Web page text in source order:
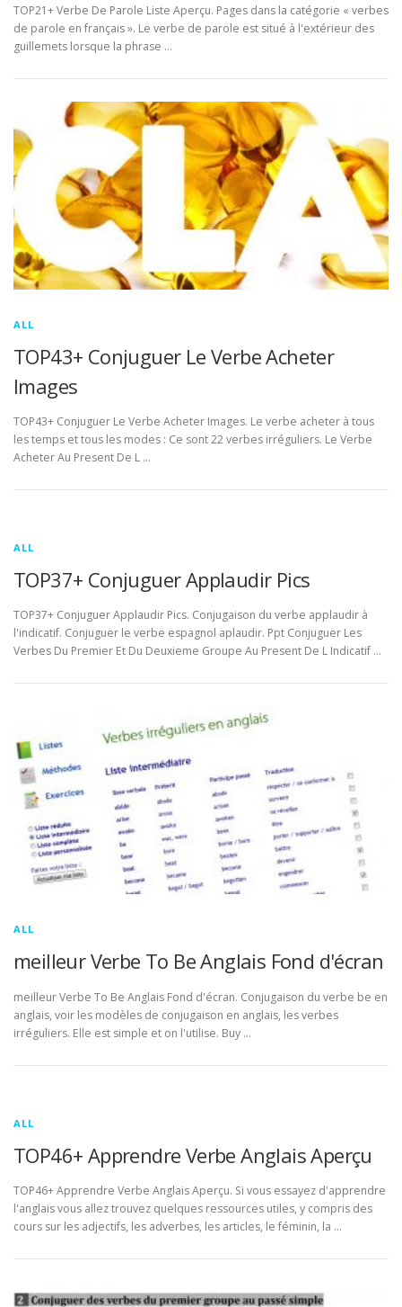
TOP21+ Verbe De Parole Liste Aperçu. Pages dans la catégorie « verbes
de parole en français ». Le verbe de parole est situé à l'extérieur des
guillemets lorsque la phrase …
ALL
TOP43+ Conjuguer Le Verbe Acheter
Images
TOP43+ Conjuguer Le Verbe Acheter Images. Le verbe acheter à tous
les temps et tous les modes : Ce sont 22 verbes irréguliers. Le Verbe
Acheter Au Present De L …
ALL
TOP37+ Conjuguer Applaudir Pics
TOP37+ Conjuguer Applaudir Pics. Conjugaison du verbe applaudir à
l'indicatif. Conjuguer le verbe espagnol aplaudir. Ppt Conjuguer Les
Verbes Du Premier Et Du Deuxieme Groupe Au Present De L Indicatif …
ALL
meilleur Verbe To Be Anglais Fond d'écran
meilleur Verbe To Be Anglais Fond d'écran. Conjugaison du verbe be en
anglais, voir les modèles de conjugaison en anglais, les verbes
irréguliers. Elle est simple et on l'utilise. Buy …
ALL
TOP46+ Apprendre Verbe Anglais Aperçu
TOP46+ Apprendre Verbe Anglais Aperçu. Si vous essayez d'apprendre
l'anglais vous allez trouvez quelques ressources utiles, y compris des
cours sur les adjectifs, les adverbes, les articles, le féminin, la …